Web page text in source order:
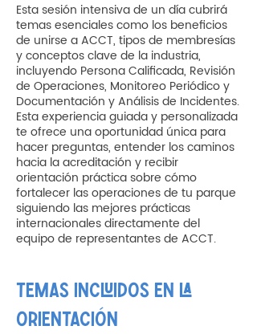
Esta sesión intensiva de un día cubrirá
temas esenciales como los beneficios
de unirse a ACCT, tipos de membresías
y conceptos clave de la industria,
incluyendo Persona Calificada, Revisión
de Operaciones, Monitoreo Periódico y
Documentación y Análisis de Incidentes.
Esta experiencia guiada y personalizada
te ofrece una oportunidad única para
hacer preguntas, entender los caminos
hacia la acreditación y recibir
orientación práctica sobre cómo
fortalecer las operaciones de tu parque
siguiendo las mejores prácticas
internacionales directamente del
equipo de representantes de ACCT.
TEMAS INCLUIDOS EN LA
ORIENTACIÓN